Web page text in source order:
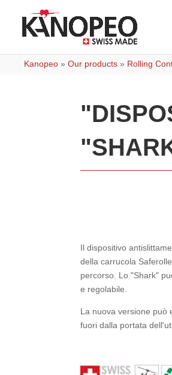
Kanopeo » Our products » Rolling
Il dispositivo
della carrucola
percorso. Lo "Shark"
e regolabile.
La nuova versione può
fuori dalla portata